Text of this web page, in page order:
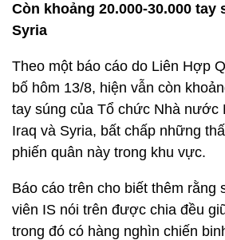
Còn khoảng 20.000-30.000 tay
Syria
Theo một báo cáo do Liên Hợp
bố hôm 13/8, hiện vẫn còn
tay súng của Tổ chức Nhà nước
Iraq và Syria, bất chấp những
phiến quân này trong khu vực.
Báo cáo trên cho biết thêm rằng
viên IS nói trên được chia đều
trong đó có hàng nghìn chiến